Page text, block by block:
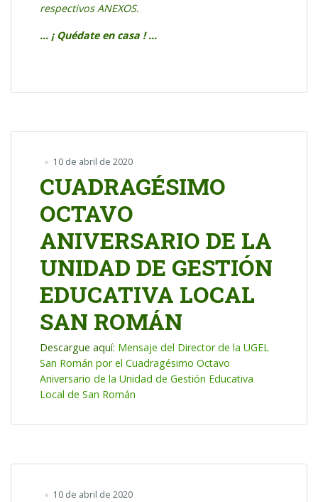
respectivos ANEXOS.
… ¡ Quédate en casa ! …
10 de abril de 2020
CUADRAGÉSIMO
OCTAVO
ANIVERSARIO DE LA
UNIDAD DE GESTIÓN
EDUCATIVA LOCAL
SAN ROMÁN
Descargue aquí: Mensaje del Director de la UGEL
San Román por el Cuadragésimo Octavo
Aniversario de la Unidad de Gestión Educativa
Local de San Román
10 de abril de 2020